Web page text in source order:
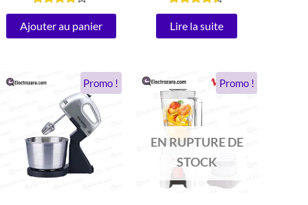
Note
4.00
Ajouter au panier
Rotative à 360°
(1800W)
Note
4.34
Lire la suite
Promo !
prix
initial
était :
428 DH.
Le
prix
est :
Promo !
EN RUPTURE DE
STOCK
prix
initial
était :
900 DH.
Le
prix
475 DH.